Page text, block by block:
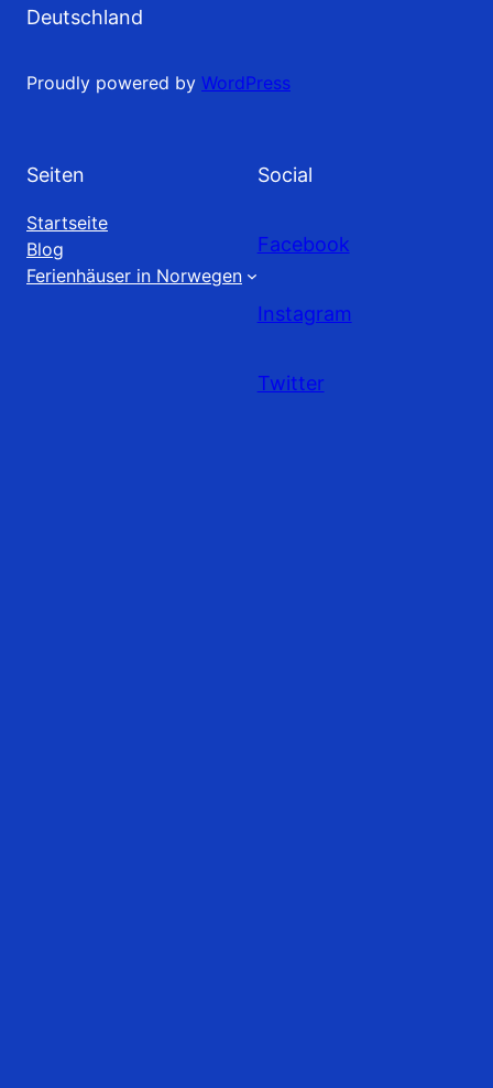
Deutschland
Proudly powered by WordPress
Seiten
Startseite
Blog
Ferienhäuser in Norwegen
Social
Facebook
Instagram
Twitter